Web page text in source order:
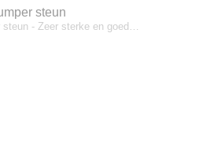
steun
steun - Zeer sterke en goed…